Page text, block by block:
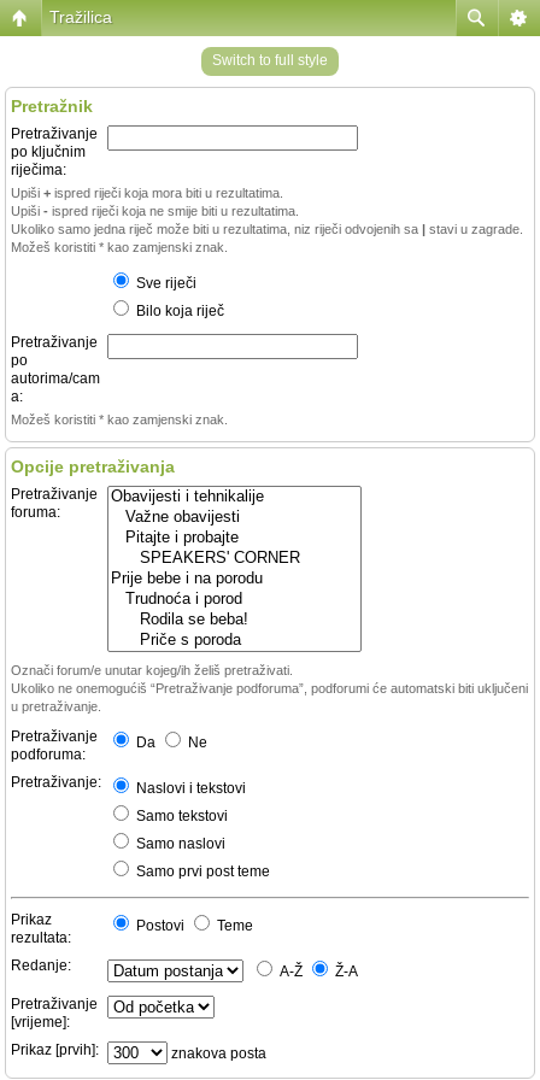
Tražilica
Switch to full style
Pretražnik
Pretraživanje
po ključnim
riječima:
Upiši + ispred riječi koja mora biti u rezultatima.
Upiši - ispred riječi koja ne smije biti u rezultatima.
Ukoliko samo jedna riječ može biti u rezultatima, niz riječi odvojenih sa | stavi u zagrade.
Možeš koristiti * kao zamjenski znak.
Sve riječi
Bilo koja riječ
Pretraživanje
po
autorima/cam
a:
Možeš koristiti * kao zamjenski znak.
Opcije pretraživanja
Pretraživanje
foruma:
Označi forum/e unutar kojeg/ih želiš pretraživati.
Ukoliko ne onemogućiš “Pretraživanje podforuma”, podforumi će automatski biti uključeni
u pretraživanje.
Pretraživanje
podforuma:
Da Ne
Pretraživanje:
Naslovi i tekstovi
Samo tekstovi
Samo naslovi
Samo prvi post teme
Prikaz
rezultata:
Postovi Teme
Redanje: A-Ž
Ž-A
Pretraživanje
[vrijeme]:
Prikaz [prvih]:
znakova posta